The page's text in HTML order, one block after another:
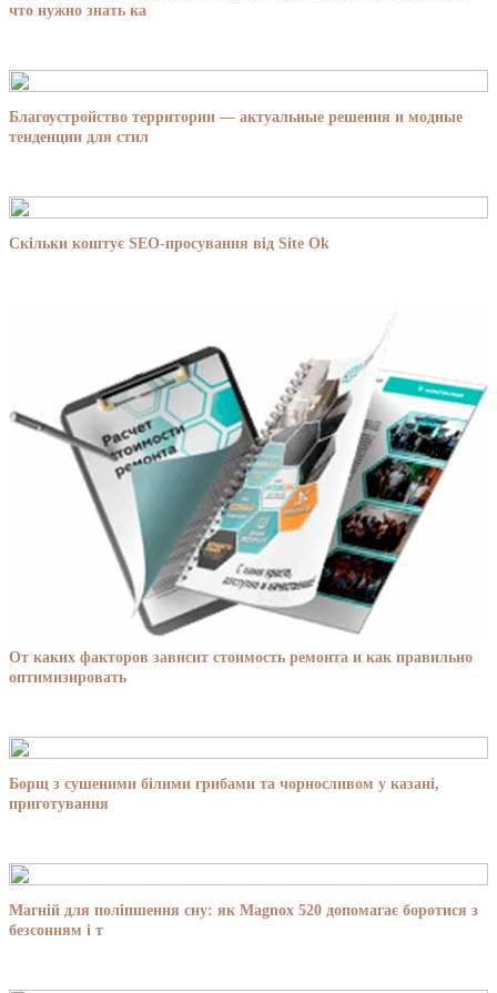
что нужно знать ка
Благоустройство территории — актуальные решения и модные
тенденции для стил
Скільки коштує SEO-просування від Site Ok
От каких факторов зависит стоимость ремонта и как правильно
оптимизировать
Борщ з сушеними білими грибами та чорносливом у казані,
приготування
Магній для поліпшення сну: як Magnox 520 допомагає боротися з
безсонням і т